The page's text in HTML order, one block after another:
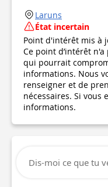
Laruns
État incertain
Point d'intérêt mis à
Ce point d’intérêt
qui pourrait
informations. Nous
renseigner et de
nécessaires. Si vous
informations.
Dis-moi ce que tu